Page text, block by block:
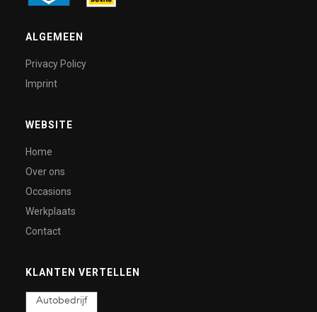
ALGEMEEN
Privacy Policy
Imprint
WEBSITE
Home
Over ons
Occasions
Werkplaats
Contact
KLANTEN VERTELLEN
Autobedrijf